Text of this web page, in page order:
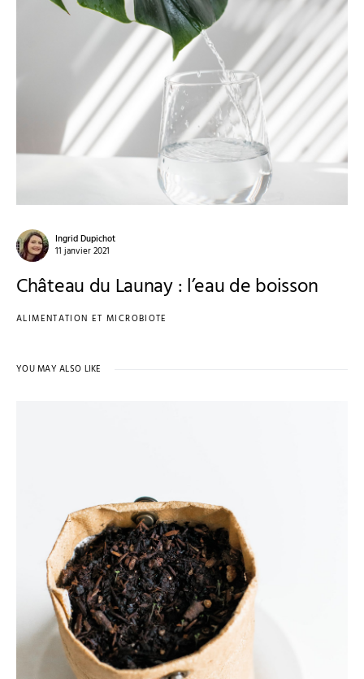
Ingrid Dupichot
11 janvier 2021
Château du Launay : l’eau de boisson
ALIMENTATION ET MICROBIOTE
YOU MAY ALSO LIKE